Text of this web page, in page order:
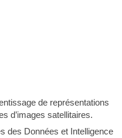
de représentations
d’images satellitaires.
des Données et Intelligence